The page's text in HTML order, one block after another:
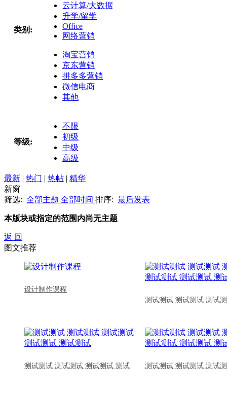
类别:
云计算/大数据
升学/留学
Office
网络营销
淘宝营销
京东营销
拼多多营销
微信电商
其他
等级:
不限
初级
中级
高级
最新 | 热门 | 热帖 | 精华
新窗
筛选: 全部主题 全部时间 排序: 最后发表
本版块或指定的范围内尚无主题
返 回
图文推荐
设计制作课程
测试测试 测试测试 测试
测试测试 测试测试 测试测试 测试 测试测试 测试测试 测试